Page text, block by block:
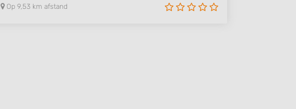
Op 9,53 km afstand